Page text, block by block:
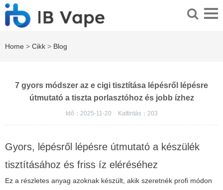
Home > Cikk > Blog
7 gyors módszer az e cigi tisztítása lépésről lépésre
útmutató a tiszta porlasztóhoz és jobb ízhez
Idő：2025-11-20 Kattintás： 203
Gyors, lépésről lépésre útmutató a készülék
tisztításához és friss íz eléréséhez
Ez a részletes anyag azoknak készült, akik szeretnék profi módon